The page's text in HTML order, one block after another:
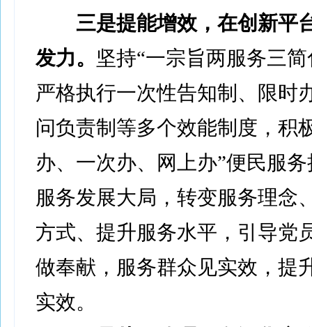
三是提能增效，在创新平
发力。 坚持“一宗旨两服务三
严格执行一次性告知制、限时
问负责制等多个效能制度，积
办、一次办、网上办”便民服
服务发展大局，转变服务理念
方式、提升服务水平，引导党
做奉献，服务群众见实效，提
实效。